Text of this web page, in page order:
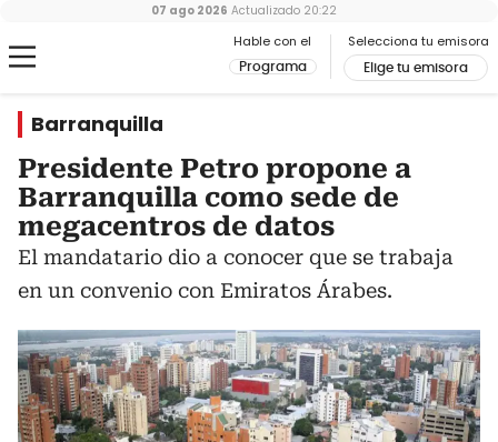
Hable con el
Programa
Selecciona tu emisora
Elige tu emisora
07 ago 2026 Actualizado 20:22
Barranquilla
Presidente Petro propone a
Barranquilla como sede de
megacentros de datos
El mandatario dio a conocer que se trabaja
en un convenio con Emiratos Árabes.